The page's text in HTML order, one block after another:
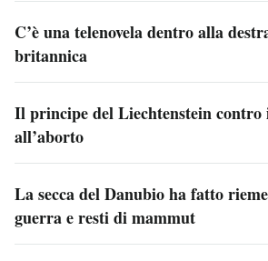
C’è una telenovela dentro alla
britannica
Il principe del Liechtenstein
all’aborto
La secca del Danubio ha fatto
guerra e resti di mammut